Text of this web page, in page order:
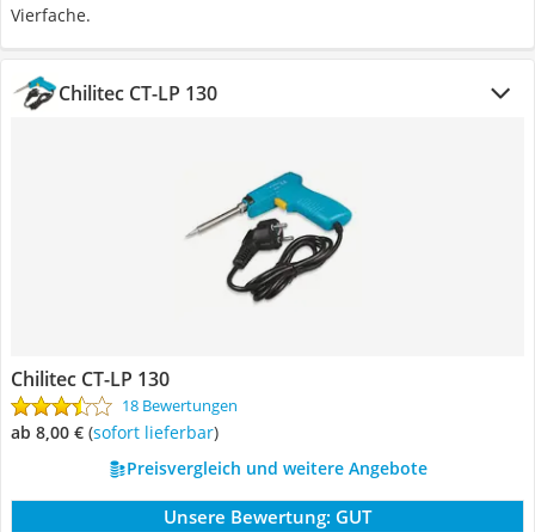
Vierfache.
Chilitec CT-LP 130
Chilitec CT-LP 130
18 Bewertungen
ab 8,00 € ( Sofort lieferbar)
Preisvergleich und weitere Angebote
Unsere Bewertung: GUT